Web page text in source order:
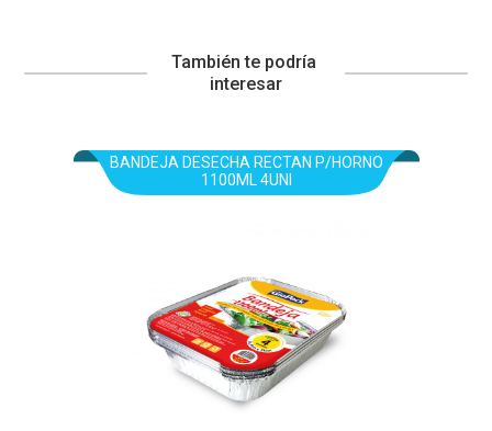
También te podría
interesar
BANDEJA DESECHA RECTAN P/HORNO
1100ML 4UNI